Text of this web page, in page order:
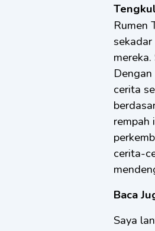
Rumen
cerita
rempah
cerita-
Baca
Saya